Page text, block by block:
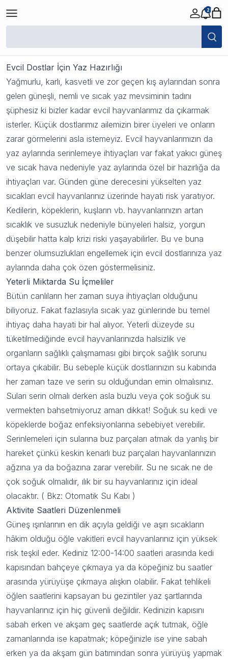
2
18 Eylül 2023 11:26
Evcil Dostlar İçin Yaz Hazırlığı
Yağmurlu, karlı, kasvetli ve zor geçen kış aylarından sonra
gelen güneşli, nemli ve sıcak yaz mevsiminin tadını
şüphesiz ki bizler kadar evcil hayvanlarımız da çıkarmak
isterler. Küçük dostlarımız ailemizin birer üyeleri ve onların
zarar görmelerini asla istemeyiz. Evcil hayvanlarımızın da
yaz aylarında serinlemeye ihtiyaçları var fakat yakıcı güneş
ve sıcak hava nedeniyle yaz aylarında özel bir hazırlığa da
ihtiyaçları var. Günden güne derecesini yükselten yaz
sıcakları evcil hayvanlarınız üzerinde hayati risk yaratıyor.
Kedilerin, köpeklerin, kuşların vb. hayvanlarınızın artan
sıcaklık ve susuzluk nedeniyle bünyeleri halsiz, yorgun
düşebilir hatta kalp krizi riski yaşayabilirler. Bu ve buna
benzer olumsuzlukları engellemek için evcil dostlarınıza yaz
aylarında daha çok özen göstermelisiniz.
Yeterli Miktarda Su İçmeliler
Bütün canlıların her zaman suya ihtiyaçları olduğunu
biliyoruz. Fakat fazlasıyla sıcak yaz günlerinde bu temel
ihtiyaç daha hayati bir hal alıyor. Yeterli düzeyde su
tüketilmediğinde evcil hayvanlarınızda halsizlik ve
organların sağlıklı çalışmaması gibi birçok sağlık sorunu
ortaya çıkabilir. Bu sebeple küçük dostlarınızın su kabında
her zaman taze ve serin su olduğundan emin olmalısınız.
Suları serin olmalı derken asla buzlu veya çok soğuk su
vermekten bahsetmiyoruz aman dikkat! Soğuk su kedi ve
köpeklerde boğaz enfeksiyonlarına sebebiyet verebilir.
Serinlemeleri için sularına buz parçaları atmak da yanlış bir
hareket çünkü keskin kenarlı buz parçaları hayvanlarınızın
ağzına ya da boğazına zarar verebilir. Su ne sıcak ne de
çok soğuk olmalıdır, ılık bir su hayvanlarınız için ideal
olacaktır. ( Bkz: Otomatik Su Kabı )
Aktivite Saatleri Düzenlenmeli
Güneş ışınlarının en dik açıyla geldiği ve aşırı sıcakların
hâkim olduğu öğle vakitleri evcil hayvanlarınız için yüksek
risk teşkil eder. Kediniz 12:00-14:00 saatleri arasında kedi
kapısından bahçeye çıkmaya ya da köpeğiniz bu saatler
arasında yürüyüşe çıkmaya alışkın olabilir. Fakat tehlikeli
öğlen saatlerini kapsayan bu gezintiler yaz şartlarında
hayvanlarınız için hiç güvenli değildir. Kedinizin kapısını
sabah erken ve akşam geç saatlerde açık tutmak, öğle
zamanlarında ise kapatmak; köpeğinizle ise yine sabah
erken ya da akşam gün batımından sonra yürüyüş yapmak